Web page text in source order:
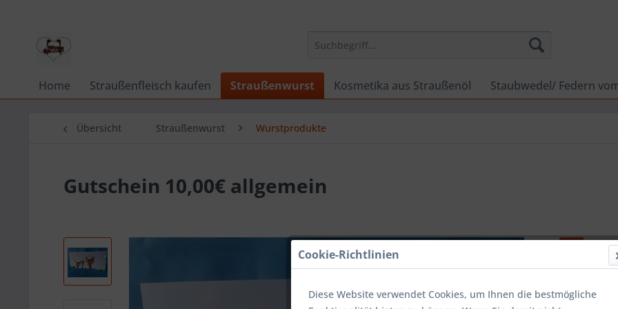
Home Straußenfleisch kaufen Straußenwurst Kosmetika aus Straußenöl Staubwedel/ Federn
Übersicht Straußenwurst Wurstprodukte
Gutschein 10,00€ allgemein
10,00
Inhalt:1 Stück
Cookie-Richtlinien
Diese Website verwendet Cookies, um Ihnen die bestmögliche